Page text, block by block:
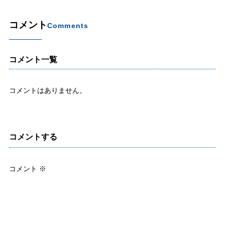
コメントComments
コメント一覧
コメントはありません。
コメントする
コメント ※